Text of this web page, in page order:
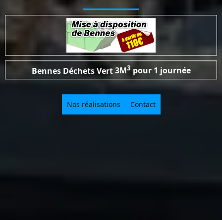
Bennes Déchets Vert3M3pour 1 journée
Nos réalisations Contact